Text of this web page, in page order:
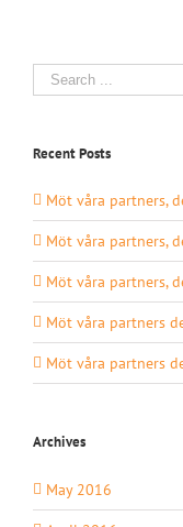
Search
for:
Recent Posts
Möt våra partners,
Möt våra partners,
Möt våra partners,
Möt våra partners
Möt våra partners
Archives
May 2016